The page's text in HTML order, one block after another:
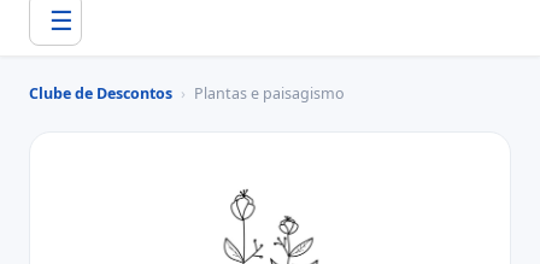
☰
Clube de Descontos › Plantas e paisagismo